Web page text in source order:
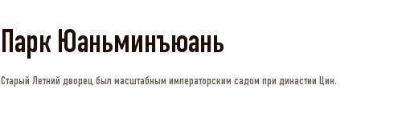
Парк Юаньминъюань
Старый Летний дворец был масштабным императорским садом при династии Цин.